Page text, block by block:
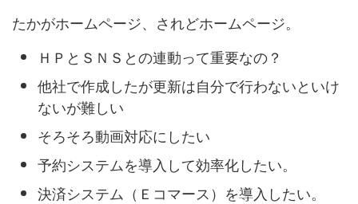
たかがホームページ、されどホームページ。
ＨＰとＳＮＳとの連動って重要なの？
他社で作成したが更新は自分で行わないといけ
ないが難しい
そろそろ動画対応にしたい
予約システムを導入して効率化したい。
決済システム（Ｅコマース）を導入したい。